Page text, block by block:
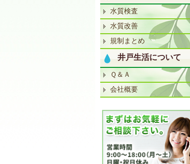
水質検査
水質改善
規制まとめ
井戸生活について
Ｑ＆Ａ
会社概要